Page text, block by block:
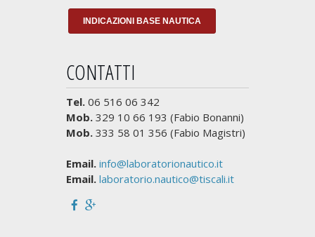
INDICAZIONI BASE NAUTICA
CONTATTI
Tel. 06 516 06 342
Mob. 329 10 66 193 (Fabio Bonanni)
Mob. 333 58 01 356 (Fabio Magistri)
Email. info@laboratorionautico.it
Email. laboratorio.nautico@tiscali.it